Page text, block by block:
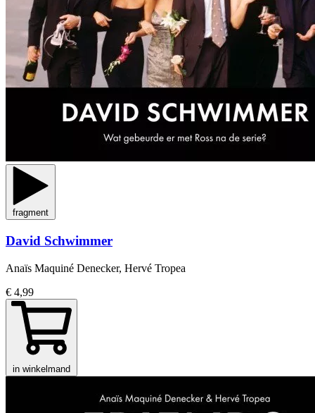
fragment
David Schwimmer
Anaïs Maquiné Denecker, Hervé Tropea
€ 4,99
in winkelmand